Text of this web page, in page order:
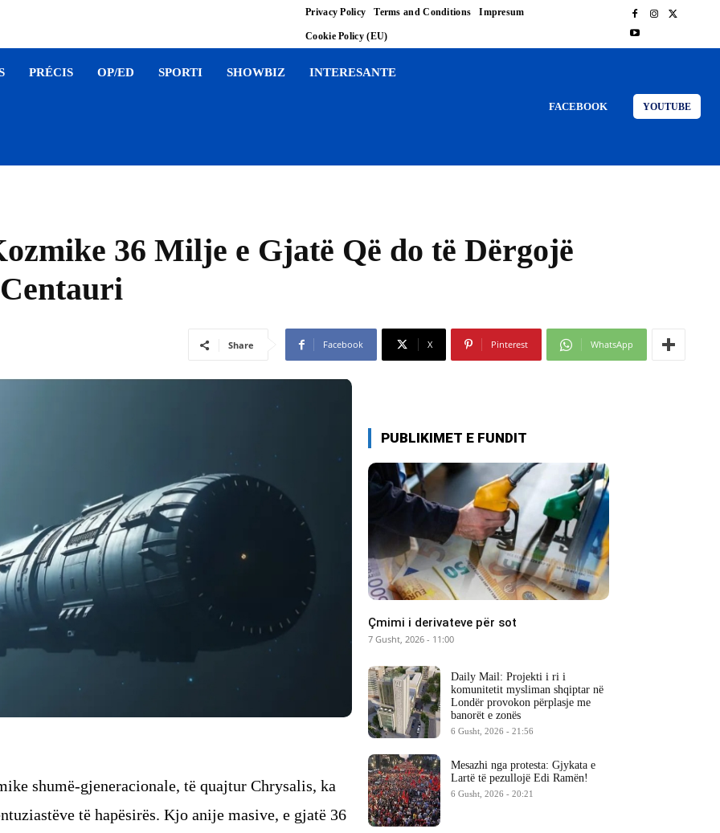
Privacy Policy Terms and Conditions Impresum
Cookie Policy (EU)
PRÉCIS OP/ED SPORTI SHOWBIZ INTERESANTE
FACEBOOK YOUTUBE
36 Milje e Gjatë Që do të Dërgojë
Share Facebook X Pinterest WhatsApp
shumë-gjeneracionale, të quajtur Chrysalis, ka
të hapësirës. Kjo anije masive, e gjatë 36
PUBLIKIMET E FUNDIT
Çmimi i derivateve për sot
7 Gusht, 2026 - 11:00
Daily Mail: Projekti i ri i
komunitetit mysliman shqiptar në
Londër provokon përplasje me
banorët e zonës
6 Gusht, 2026 - 21:56
Mesazhi nga protesta: Gjykata e
Lartë të pezullojë Edi Ramën!
6 Gusht, 2026 - 20:21